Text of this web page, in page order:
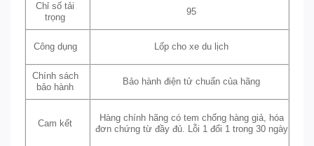
Chỉ số tải
trọng
95
Công dụng Lốp cho xe du lịch
Chính sách
bảo hành
Bảo hành điện tử chuẩn của hãng
Cam kết
Hàng chính hãng có tem chống hàng giả, hóa
đơn chứng từ đầy đủ. Lỗi 1 đổi 1 trong 30 ngày